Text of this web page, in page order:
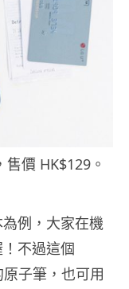
價 HK$129。
例，大家在機
不過這個
子筆，也可用